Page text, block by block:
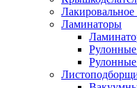
Лакировальное
Ламинаторы